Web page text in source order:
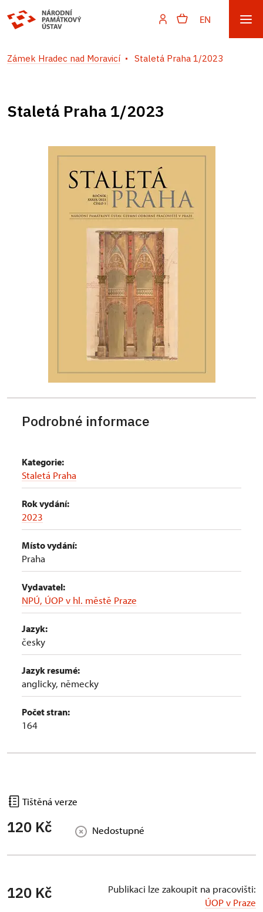
EN
Zámek Hradec nad Moravicí Staletá Praha 1/2023
Staletá Praha 1/2023
Podrobné informace
Kategorie:
Staletá Praha
Rok vydání:
2023
Místo vydání:
Praha
Vydavatel:
NPÚ, ÚOP v hl. městě Praze
Jazyk:
česky
Jazyk resumé:
anglicky, německy
Počet stran:
164
Tištěná verze
120 Kč Nedostupné
120 Kč
Publikaci lze zakoupit na pracovišti:
ÚOP v Praze